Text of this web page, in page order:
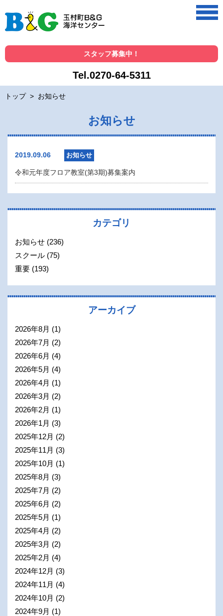
スタッフ募集中！
Tel.0270-64-5311
トップ > お知らせ
お知らせ
2019.09.06 お知らせ
令和元年度フロア教室(第3期)募集案内
カテゴリ
お知らせ (236)
スクール (75)
重要 (193)
アーカイブ
2026年8月 (1)
2026年7月 (2)
2026年6月 (4)
2026年5月 (4)
2026年4月 (1)
2026年3月 (2)
2026年2月 (1)
2026年1月 (3)
2025年12月 (2)
2025年11月 (3)
2025年10月 (1)
2025年8月 (3)
2025年7月 (2)
2025年6月 (2)
2025年5月 (1)
2025年4月 (2)
2025年3月 (2)
2025年2月 (4)
2024年12月 (3)
2024年11月 (4)
2024年10月 (2)
2024年9月 (1)